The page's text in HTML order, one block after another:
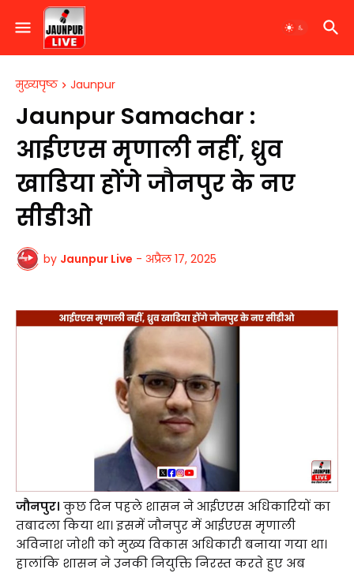
मुख्यपृष्ठ Jaunpur
Jaunpur Samachar :
आईएएस मृणाली नहीं, ध्रुव
खाडिया होंगे जौनपुर के नए
सीडीओ
by Jaunpur Live - अप्रैल 17, 2025
जौनपुर। कुछ दिन पहले शासन ने आईएएस अधिकारियों का
तबादला किया था। इसमें जौनपुर में आईएएस मृणाली
अविनाश जोशी को मुख्य विकास अधिकारी बनाया गया था।
हालांकि शासन ने उनकी नियुक्ति निरस्त करते हुए अब